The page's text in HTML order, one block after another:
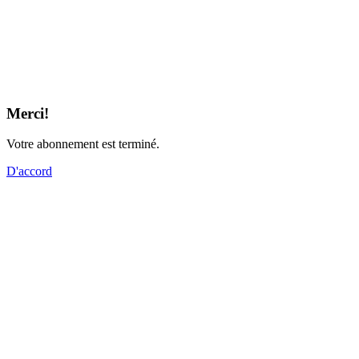
Merci!
Votre abonnement est terminé.
D'accord